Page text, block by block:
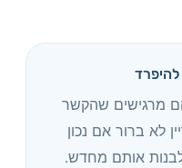
מרגישים שהקשר
לא ברור אם נכון
לבנות אותם מחדש.